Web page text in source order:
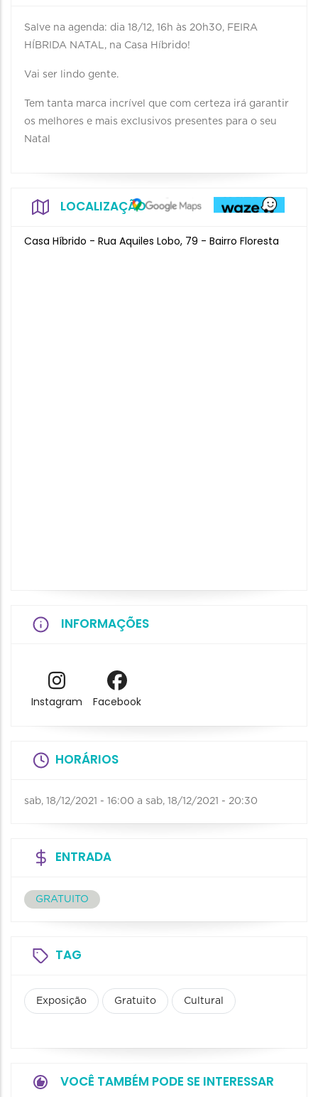
Salve na agenda: dia 18/12, 16h às 20h30, FEIRA
HÍBRIDA NATAL, na Casa Híbrido!
Vai ser lindo gente.
Tem tanta marca incrível que com certeza irá garantir
os melhores e mais exclusivos presentes para o seu
Natal
LOCALIZAÇÃO
Casa Híbrido - Rua Aquiles Lobo, 79 - Bairro Floresta
INFORMAÇÕES
Instagram Facebook
HORÁRIOS
sab, 18/12/2021 - 16:00 a sab, 18/12/2021 - 20:30
ENTRADA
GRATUITO
TAG
Exposição Gratuito Cultural
VOCÊ TAMBÉM PODE SE INTERESSAR